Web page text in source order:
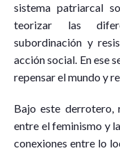
sistema patriarcal
teorizar las
subordinación y
acción social. En ese
repensar el mundo y
Bajo este derrotero,
entre el feminismo y
conexiones entre lo